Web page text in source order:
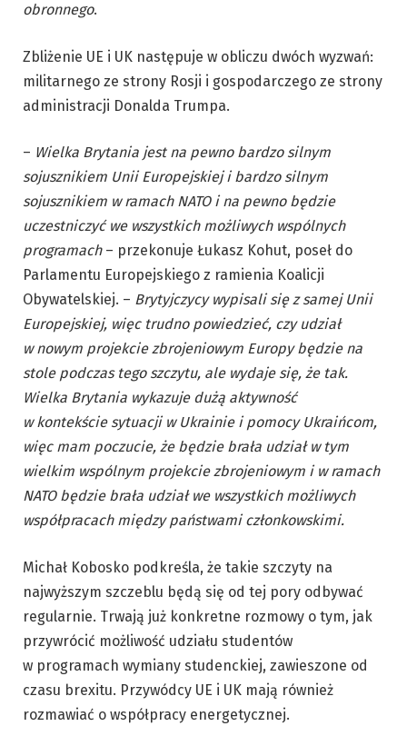
obronnego.
Zbliżenie UE i UK następuje w obliczu dwóch wyzwań:
militarnego ze strony Rosji i gospodarczego ze strony
administracji Donalda Trumpa.
– Wielka Brytania jest na pewno bardzo silnym
sojusznikiem Unii Europejskiej i bardzo silnym
sojusznikiem w ramach NATO i na pewno będzie
uczestniczyć we wszystkich możliwych wspólnych
programach – przekonuje Łukasz Kohut, poseł do
Parlamentu Europejskiego z ramienia Koalicji
Obywatelskiej. – Brytyjczycy wypisali się z samej Unii
Europejskiej, więc trudno powiedzieć, czy udział
w nowym projekcie zbrojeniowym Europy będzie na
stole podczas tego szczytu, ale wydaje się, że tak.
Wielka Brytania wykazuje dużą aktywność
w kontekście sytuacji w Ukrainie i pomocy Ukraińcom,
więc mam poczucie, że będzie brała udział w tym
wielkim wspólnym projekcie zbrojeniowym i w ramach
NATO będzie brała udział we wszystkich możliwych
współpracach między państwami członkowskimi.
Michał Kobosko podkreśla, że takie szczyty na
najwyższym szczeblu będą się od tej pory odbywać
regularnie. Trwają już konkretne rozmowy o tym, jak
przywrócić możliwość udziału studentów
w programach wymiany studenckiej, zawieszone od
czasu brexitu. Przywódcy UE i UK mają również
rozmawiać o współpracy energetycznej.